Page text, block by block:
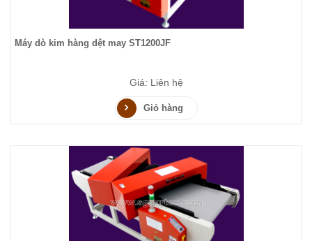
Máy dò kim hàng dệt may ST1200JF
Giá: Liên hệ
Giỏ hàng